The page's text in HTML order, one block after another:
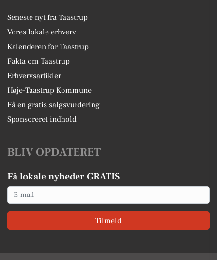
Seneste nyt fra Taastrup
Vores lokale erhverv
Kalenderen for Taastrup
Fakta om Taastrup
Erhvervsartikler
Høje-Taastrup Kommune
Få en gratis salgsvurdering
Sponsoreret indhold
BLIV OPDATERET
Få lokale nyheder GRATIS
Email
Tilmeld